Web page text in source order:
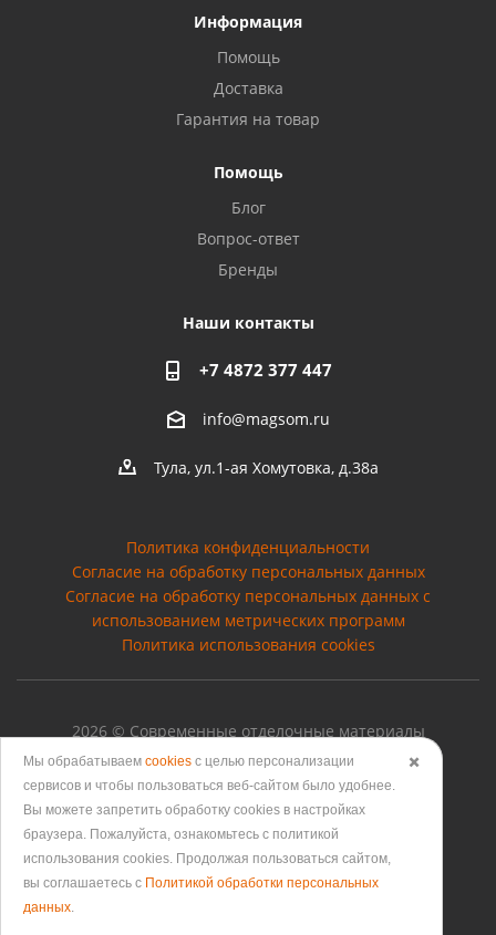
Информация
Помощь
Доставка
Гарантия на товар
Помощь
Блог
Вопрос-ответ
Бренды
Наши контакты
+7 4872 377 447
info@magsom.ru
Тула, ул.1-ая Хомутовка, д.38а
Политика конфиденциальности
Согласие на обработку персональных данных
Cогласие на обработку персональных данных с
использованием метрических программ
Политика использования cookies
2026 © Современные отделочные материалы
Версия для печати
✖️
Мы обрабатываем cookies с целью персонализации
сервисов и чтобы пользоваться веб-сайтом было удобнее.
Вы можете запретить обработку сookies в настройках
браузера. Пожалуйста, ознакомьтесь с политикой
использования cookies. Продолжая пользоваться сайтом,
вы соглашаетесь с Политикой обработки персональных
данных.